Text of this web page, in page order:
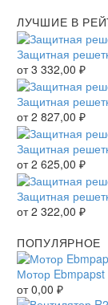
ЛУЧШИЕ В
Защитная
от3 332,00 ₽
Защитная
от2 827,00 ₽
Защитная
от2 625,00 ₽
Защитная
от2 322,00 ₽
ПОПУЛЯРНОЕ
Мотор
от0,00 ₽